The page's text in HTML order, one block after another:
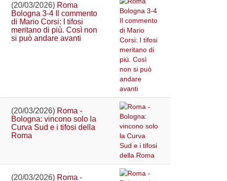
(20/03/2026) Roma
Bologna 3-4 Il commento
di Mario Corsi: I tifosi
meritano di più. Così non
si può andare avanti
(20/03/2026) Roma -
Bologna: vincono solo la
Curva Sud e i tifosi della
Roma
(20/03/2026) Roma -